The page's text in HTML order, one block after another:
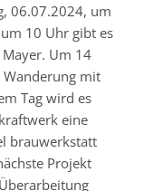
06.07.2024, um
10 Uhr gibt es
Um 14
Wanderung mit
Tag wird es
eine
brauwerkstatt
Projekt